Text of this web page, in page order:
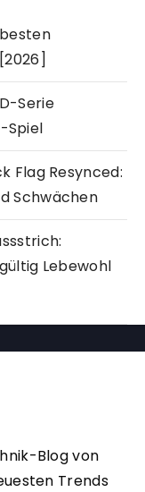
Serie
Spiel
Flag Resynced:
Schwächen
Lebewohl
Blog von
Trends